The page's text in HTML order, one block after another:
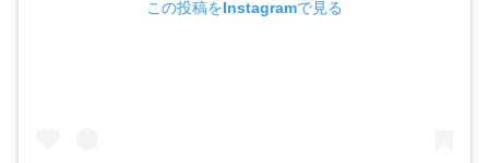
この投稿をInstagramで見る